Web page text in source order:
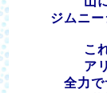
ジムニ
こ
ア
全力で